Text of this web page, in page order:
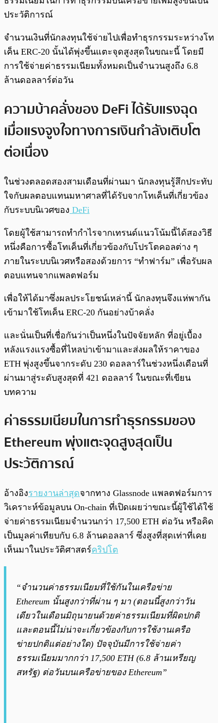
ประวัติการณ์
จำนวนเงินที่นักลงทุนใช้จ่ายไปเพื่อทำธุรกรรมระหว่างโท
เค็น ERC-20 นั้นได้พุ่งขึ้นแตะจุดสูงสุดในขณะนี้ โดยมี
การใช้จ่ายค่าธรรมเนียมทั้งหมดเป็นจำนวนสูงถึง 6.8
ล้านดอลลาร์ต่อวัน
ความบ้าคลั่งของ DeFi ได้รับแรงฉุด
เมื่อแรงจูงใจทางการเงินกำลังเติบโต
ต่อเนื่อง
ในช่วงตลอดสองสามเดือนที่ผ่านมา นักลงทุนรู้สึกประทับ
ใจกับผลตอบแทนมหาศาลที่ได้รับจากโทเค็นที่เกี่ยวข้อง
กับระบบนิเวศของ DeFi
โดยผู้ใช้สามารถทำกำไรจากเทรนด์แนวโน้มนี้ได้สองวิธี
หนึ่งคือการซื้อโทเค็นที่เกี่ยวข้องกับโปรโตคอลต่าง ๆ
ภายในระบบนิเวศหรือสองด้วยการ “ทำฟาร์ม” เพื่อรับผล
ตอบแทนจากแพลตฟอร์ม
เพื่อให้ได้มาซึ่งผลประโยชน์เหล่านี้ นักลงทุนจึงแห่พากัน
เข้ามาใช้โทเค็น ERC-20 กันอย่างบ้าคลั่ง
และนั่นเป็นที่เชื่อกันว่าเป็นหนึ่งในปัจจัยหลัก ที่อยู่เบื้อง
หลังแรงแรงซื้อที่ไหลบ่าเข้ามาและส่งผลให้ราคาของ
ETH พุ่งสูงขึ้นจากระดับ 230 ดอลลาร์ในช่วงหนึ่งเดือนที่
ผ่านมาสู่ระดับสูงสุดที่ 421 ดอลลาร์ ในขณะที่เขียน
บทความ
ค่าธรรมเนียมในการทำธุรกรรมของ
Ethereum พุ่งแตะจุดสูงสุดเป็น
ประวัติการณ์
อ้างอิงรายงานล่าสุดจากทาง Glassnode แพลตฟอร์มการ
วิเคราะห์ข้อมูลบน On-chain ที่เปิดเผยว่าขณะนี้ผู้ใช้ได้ใช้
จ่ายค่าธรรมเนียมจำนวนกว่า 17,500 ETH ต่อวัน หรือคิด
เป็นมูลค่าเทียบกับ 6.8 ล้านดอลลาร์ ซึ่งสูงที่สุดเท่าที่เคย
เห็นมาในประวัติศาสตร์คริปโต
“จำนวนค่าธรรมเนียมที่ใช้กันในเครือข่าย
Ethereum นั้นสูงกว่าที่ผ่าน ๆ มา (ตอนนี้สูงกว่าวัน
เดียวในเดือนมิถุนายนด้วยค่าธรรมเนียมที่ผิดปกติ
และตอนนี้ไม่น่าจะเกี่ยวข้องกับการใช้งานเครือ
ข่ายปกติแต่อย่างใด) ปัจจุบันมีการใช้จ่ายค่า
ธรรมเนียมมากกว่า 17,500 ETH (6.8 ล้านเหรียญ
สหรัฐ) ต่อวันบนเครือข่ายของ Ethereum”